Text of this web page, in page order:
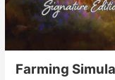
Farming